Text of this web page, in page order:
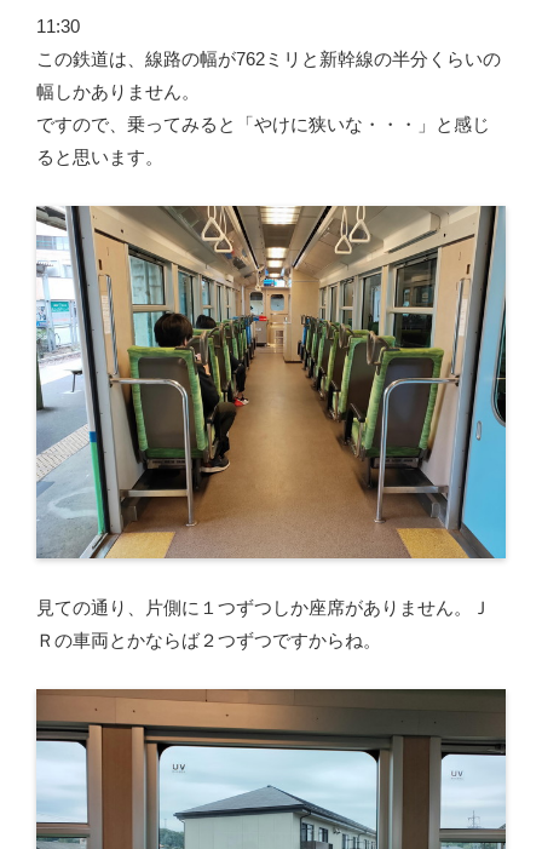
11:30
この鉄道は、線路の幅が762ミリと新幹線の半分くらいの
幅しかありません。
ですので、乗ってみると「やけに狭いな・・・」と感じ
ると思います。
見ての通り、片側に１つずつしか座席がありません。Ｊ
Ｒの車両とかならば２つずつですからね。